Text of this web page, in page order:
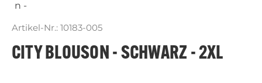
Artikel-Nr.: 10183-005
CITY BLOUSON - SCHWARZ - 2XL